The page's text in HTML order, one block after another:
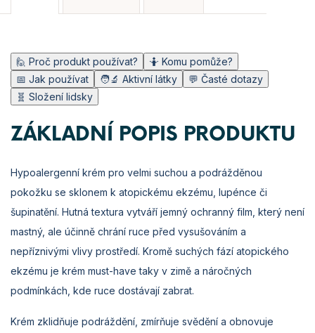
🙋 Proč produkt používat?
🤷 Komu pomůže?
📅 Jak používat
🧑‍🔬 Aktivní látky
💬 Časté dotazy
🧬 Složení lidsky
ZÁKLADNÍ POPIS PRODUKTU
Hypoalergenní krém pro velmi suchou a podrážděnou
pokožku se sklonem k atopickému ekzému, lupénce či
šupinatění. Hutná textura vytváří jemný ochranný film, který není
mastný, ale účinně chrání ruce před vysušováním a
nepříznivými vlivy prostředí. Kromě suchých fází atopického
ekzému je krém must-have taky v zimě a náročných
podmínkách, kde ruce dostávají zabrat.
Krém zklidňuje podráždění, zmírňuje svědění a obnovuje